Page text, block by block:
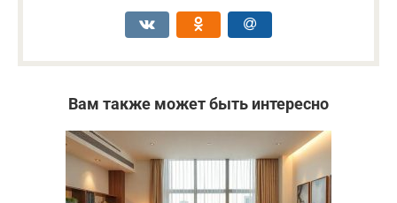
Вам также может быть интересно